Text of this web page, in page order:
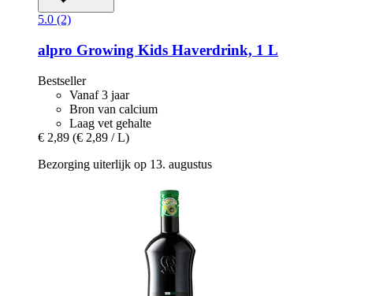
5.0 (2)
alpro Growing Kids Haverdrink, 1 L
Bestseller
Vanaf 3 jaar
Bron van calcium
Laag vet gehalte
€ 2,89 (€ 2,89 / L)
Bezorging uiterlijk op 13. augustus